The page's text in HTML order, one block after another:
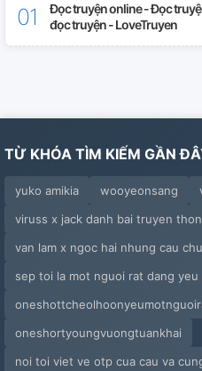
Đọc truyện online - Đọc
đọc truyện - LoveTruyen
TỪ KHÓA TÌM KIẾM GẦN
yuko amikia wooyeonsang
viruss x jack danh bai truyen
van lam x ngoc hai nhung cau
sep toi la mot nguoi rat dang yeu
oneshortyoungvuongtuankhai
noi toi viet ve otp cua cau va